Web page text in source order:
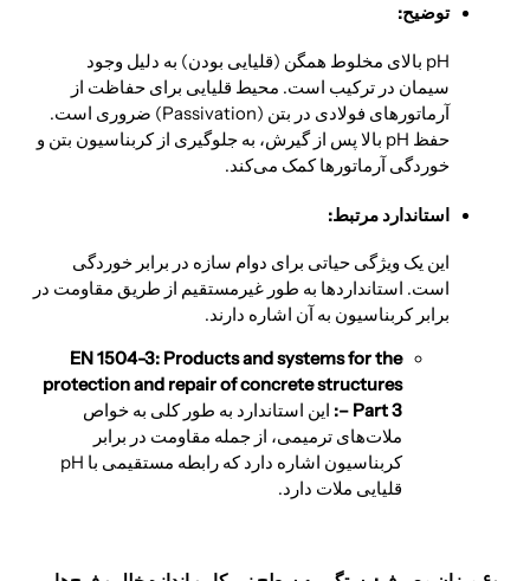
توضیح:
pH بالای مخلوط همگن (قلیایی بودن) به دلیل وجود
سیمان در ترکیب است. محیط قلیایی برای حفاظت از
آرماتورهای فولادی در بتن (Passivation) ضروری است.
حفظ pH بالا پس از گیرش، به جلوگیری از کربناسیون بتن و
خوردگی آرماتورها کمک می‌کند.
استاندارد مرتبط:
این یک ویژگی حیاتی برای دوام سازه در برابر خوردگی
است. استانداردها به طور غیرمستقیم از طریق مقاومت در
برابر کربناسیون به آن اشاره دارند.
EN 1504-3: Products and systems for the
protection and repair of concrete structures
– Part 3: این استاندارد به طور کلی به خواص
ملات‌های ترمیمی، از جمله مقاومت در برابر
کربناسیون اشاره دارد که رابطه مستقیمی با pH
قلیایی ملات دارد.